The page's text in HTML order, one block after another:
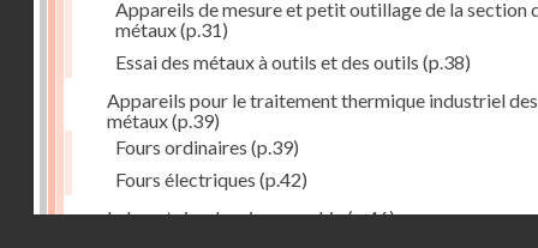
Appareils de mesure et petit outillage de la section
métaux(p.31)
Essai des métaux à outils et des outils (p.38)
Appareils pour le traitement thermique industriel des
métaux(p.39)
Fours ordinaires (p.39)
Fours électriques (p.42)
Laboratoire de micrographie(p.46)